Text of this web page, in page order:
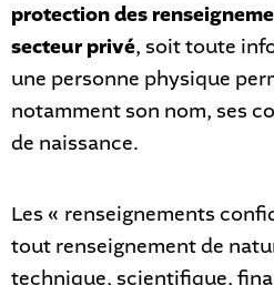
protection des
secteur privé, soit toute
une personne physique
notamment son nom, ses
de naissance.
Les « renseignements
tout renseignement de
technique, scientifique,